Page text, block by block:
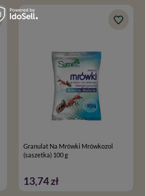
Granulat Na Mrówki Mrówkozol
(saszetka) 100 g
13,74 zł